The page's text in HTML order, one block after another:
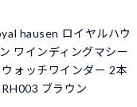
hausen ロイヤルハウ
ワインディングマシー
ウォッチワインダー 2本
ブラウン